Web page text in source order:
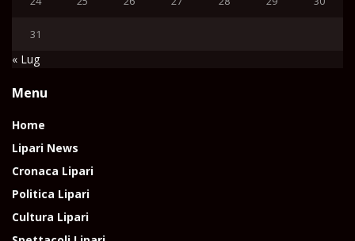
31
« Lug
Menu
Home
Lipari News
Cronaca Lipari
Politica Lipari
Cultura Lipari